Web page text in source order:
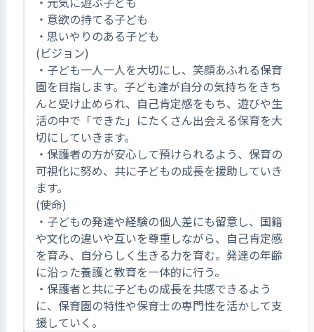
・意欲の持てる子ども
・思いやりのある子ども
(ビジョン)
・子ども一人一人を大切にし、笑顔あふれる保育
園を目指します。子ども達が自分の気持ちをきち
んと受け止められ、自己肯定感をもち、遊びや生
活の中で「できた」にたくさん出会える保育を大
切にしていきます。
・保護者の方が安心して預けられるよう、保育の
可視化に努め、共に子どもの成長を援助していき
ます。
(使命)
・子どもの発達や経験の個人差にも留意し、国籍
や文化の違いや互いを尊重しながら、自己肯定感
を育み、自分らしく生きる力を育む。発達の年齢
に沿った養護と教育を一体的に行う。
・保護者と共に子どもの成長を共感できるよう
に、保育園の特性や保育士の専門性を活かして支
援していく。